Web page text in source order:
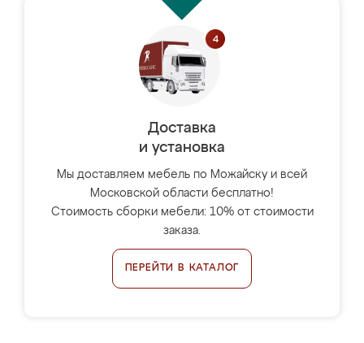
Доставка
и установка
Мы доставляем мебель по Можайску и всей
Московской области бесплатно!
Стоимость сборки мебели: 10% от стоимости
заказа.
ПЕРЕЙТИ В КАТАЛОГ